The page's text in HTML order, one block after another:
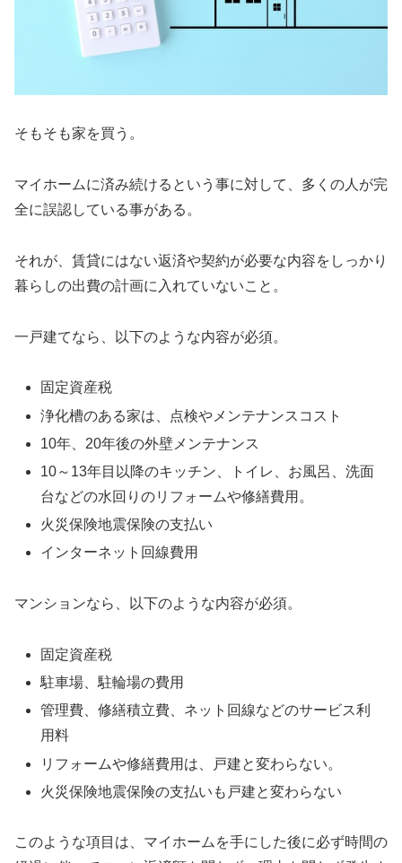
そもそも家を買う。
マイホームに済み続けるという事に対して、多くの人が完
全に誤認している事がある。
それが、賃貸にはない返済や契約が必要な内容をしっかり
暮らしの出費の計画に入れていないこと。
一戸建てなら、以下のような内容が必須。
固定資産税
浄化槽のある家は、点検やメンテナンスコスト
10年、20年後の外壁メンテナンス
10～13年目以降のキッチン、トイレ、お風呂、洗面
台などの水回りのリフォームや修繕費用。
火災保険地震保険の支払い
インターネット回線費用
マンションなら、以下のような内容が必須。
固定資産税
駐車場、駐輪場の費用
管理費、修繕積立費、ネット回線などのサービス利
用料
リフォームや修繕費用は、戸建と変わらない。
火災保険地震保険の支払いも戸建と変わらない
このような項目は、マイホームを手にした後に必ず時間の